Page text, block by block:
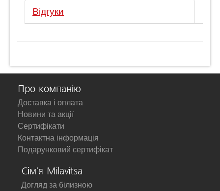
Відгуки
Про компанію
Доставка і оплата
Новини та акції
Сертифікати
Контактна інформація
Подарунковий сертифікат
Сім'я Milavitsa
Догляд за білизною